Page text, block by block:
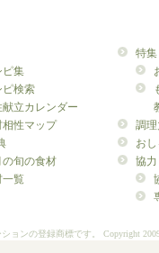
ピ集
ピ検索
献立カレンダー
相性マップ
の旬の食材
一覧
特集
調
お
協力
ョンの登録商標です。 Copyright